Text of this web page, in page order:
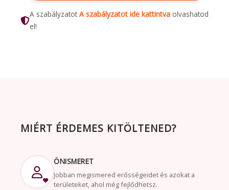
A szabályzatot A szabályzatot ide kattintva olvashatod
el!
MIÉRT ÉRDEMES KITÖLTENED?
ÖNISMERET
Jobban megismered erősségeidet és azokat a
területeket, ahol még fejlődhetsz.